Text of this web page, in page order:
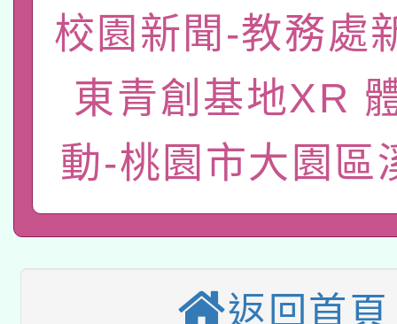
「數位內容與教學軟體
有關大陸委員會函釋公
薪期間赴陸應申請許可
轉知經濟部水利署委託
業技術研究院辦理「
用水績優單位及節水達
115年8月22日(星期六
本校115學年度第2次
招甄選結果公告(無人
適應運動共學行動站研
校園新聞-教務處
東青創基地XR
動-桃園市大園區
返回首頁